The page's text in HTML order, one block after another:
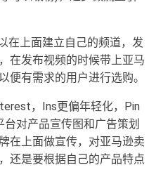
在上面建立自己的频道，发
在发布视频的时候带上亚马
便有需求的用户进行选购。
，Ins更偏年轻化，Pin
对产品宣传图和广告策划
在上面做宣传，对亚马逊卖
还是要根据自己的产品特点